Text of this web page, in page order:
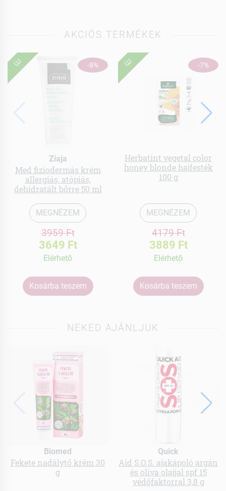
AKCIÓS TERMÉKEK
-8%
ÚJ
Ziaja
Med fiziodermás krém
allergiás, atópiás,
dehidratált bőrre 50 ml
MEGNÉZEM
3959 Ft
3649 Ft
Elérhetõ
Kosárba teszem
-7%
ÚJ
Herbatint vegetal color
honey blonde hajfesték
100 g
MEGNÉZEM
4179 Ft
3889 Ft
Elérhetõ
Kosárba teszem
NEKED AJÁNLJUK
Biomed
Fekete nadálytő krém 30
g
Quick
Aid S.O.S. ajakápoló argán
és olíva olajjal spf 15
védőfaktorral 3,8 g